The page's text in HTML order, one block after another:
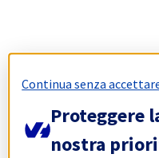
Continua senza
Proteggere
nostra